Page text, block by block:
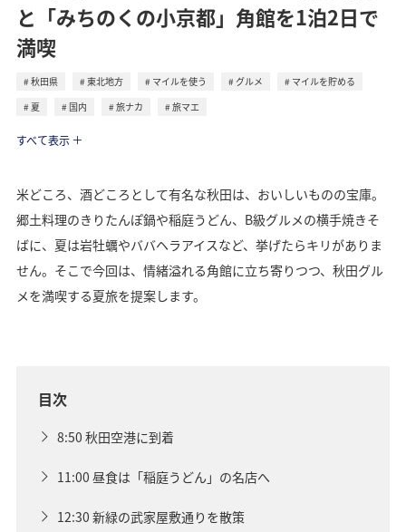
と「みちのくの小京都」角館を1泊2日で
満喫
秋田県 東北地方 マイルを使う グルメ
マイルを貯める
夏
国内 旅ナカ
旅マエ
すべて表示
米どころ、酒どころとして有名な秋田は、おいしいものの宝庫。
郷土料理のきりたんぽ鍋や稲庭うどん、B級グルメの横手焼きそ
ばに、夏は岩牡蠣やババヘラアイスなど、挙げたらキリがありま
せん。そこで今回は、情緒溢れる角館に立ち寄りつつ、秋田グル
メを満喫する夏旅を提案します。
目次
8:50 秋田空港に到着
11:00 昼食は「稲庭うどん」の名店へ
12:30 新緑の武家屋敷通りを散策